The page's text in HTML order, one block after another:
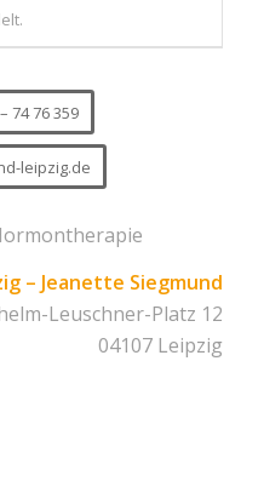
74 76 359
leipzig.de
– Jeanette Siegmund
Leuschner-Platz 12
04107 Leipzig